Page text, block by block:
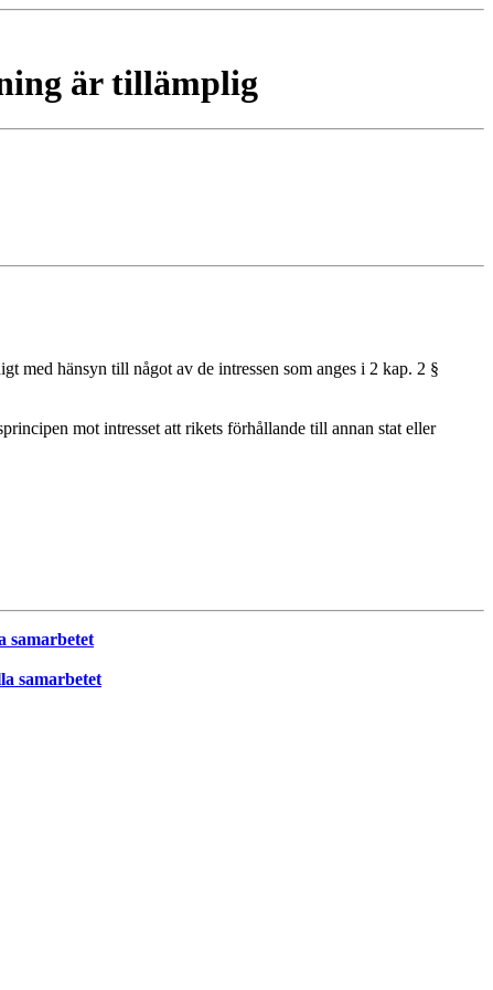
är tillämplig
med hänsyn till något av de intressen som anges i 2 kap. 2 §
mot intresset att rikets förhållande till annan stat eller
samarbetet
samarbetet